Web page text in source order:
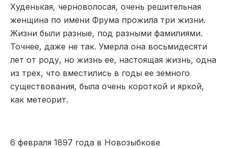
Худенькая, черноволосая, очень решительная
женщина по имени Фрума прожила три жизни.
Жизни были разные, под разными фамилиями.
Точнее, даже не так. Умерла она восьмидесяти
лет от роду, но жизнь ее, настоящая жизнь, одна
из трех, что вместились в годы ее земного
существования, была очень короткой и яркой,
как метеорит.
6 февраля 1897 года в Новозыбкове